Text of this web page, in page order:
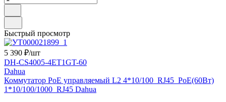
Быстрый просмотр
5 390 ₽/шт
DH-CS4005-4ET1GT-60
Dahua
Коммутатор PoE управляемый L2 4*10/100_RJ45_PoE(60Вт)
1*10/100/1000_RJ45 Dahua